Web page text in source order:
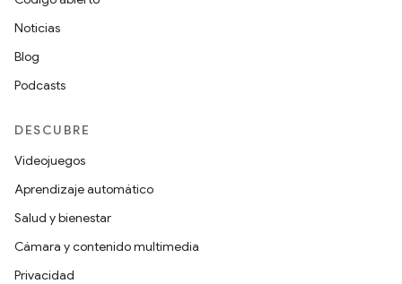
Noticias
Blog
Podcasts
DESCUBRE
Videojuegos
Aprendizaje automático
Salud y bienestar
Cámara y contenido multimedia
Privacidad